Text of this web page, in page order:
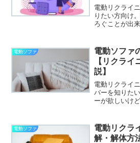
電動リクライ
りたい方向け
ろぐことが出
までまとめま
とめましたの
電動ソファ
電動ソファ
【リクライ
説】
電動リクライ
バーを知りた
ーが欲しいけ
あるの？」な
あと、電動ソ
電動ソファ
電動リクラ
解・解体方